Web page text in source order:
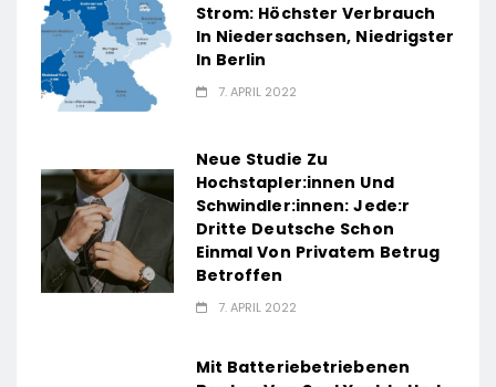
Strom: Höchster Verbrauch
In Niedersachsen, Niedrigster
In Berlin
7. APRIL 2022
Neue Studie Zu
Hochstapler:innen Und
Schwindler:innen: Jede:r
Dritte Deutsche Schon
Einmal Von Privatem Betrug
Betroffen
7. APRIL 2022
Mit Batteriebetriebenen